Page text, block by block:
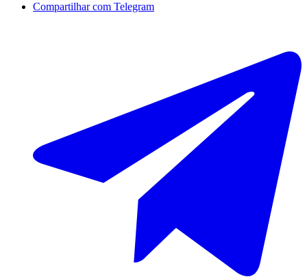
Compartilhar com Telegram